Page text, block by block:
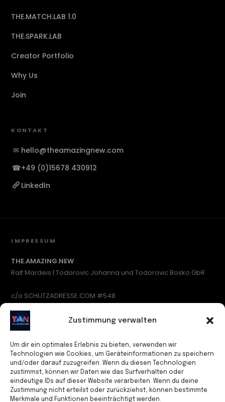
Zustimmung verwalten
Um dir ein optimales Erlebnis zu bieten, verwenden wir
Technologien wie Cookies, um Geräteinformationen zu speichern
und/oder darauf zuzugreifen. Wenn du diesen Technologien
zustimmst, können wir Daten wie das Surfverhalten oder
eindeutige IDs auf dieser Website verarbeiten. Wenn du deine
Zustimmung nicht erteilst oder zurückziehst, können bestimmte
Merkmale und Funktionen beeinträchtigt werden.
THE.MATCH.LAB 1.0
THE.SPARK.LAB
Creator Portfolio
Why Us
Join
KONTAKT
✉ hello@theamazingnew.com
☎+49 (0)15678 430912
LinkedIn
IMPRESSUM
THE.AMAZING.NEW
Ralf Mardeis | Todorovic Johanna und Todorovic Bosko GbR
c/o SCHUTZADRESSE.COM #548
13507 Berlin
Deutschland
Kontakt
Tel: +49 (0)15678 430912
E-Mail: info@theamazingnew.com